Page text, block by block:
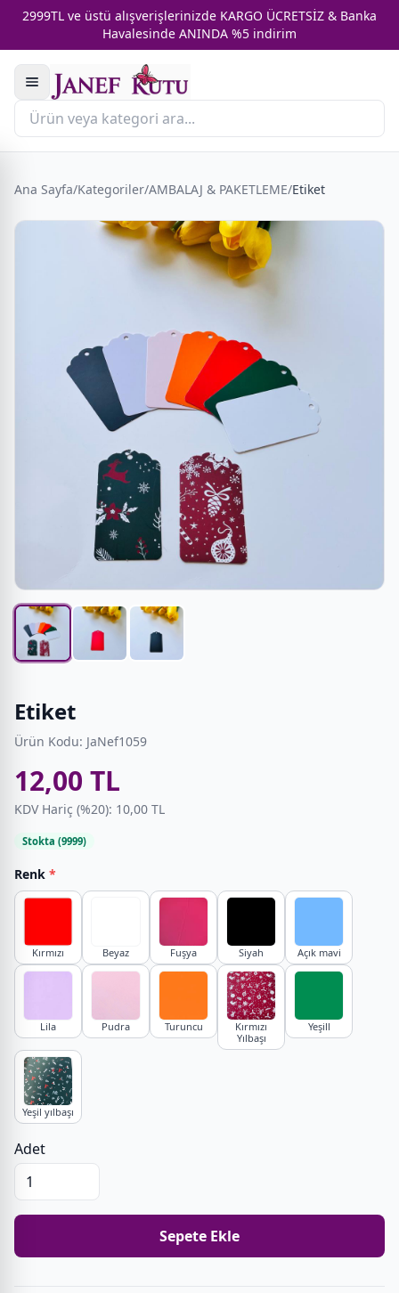
2999TL ve üstü alışverişlerinizde KARGO ÜCRETSİZ & Banka
Havalesinde ANINDA %5 indirim
Ana Sayfa/Kategoriler/AMBALAJ & PAKETLEME/Etiket
Etiket
Ürün Kodu: JaNef1059
12,00 TL
KDV Hariç (%20): 10,00 TL
Stokta (9999)
Renk *
Kırmızı Beyaz Fuşya Siyah Açık mavi
Lila Pudra Turuncu
Kırmızı
Yılbaşı
Yeşill
Yeşil yılbaşı
Adet
Sepete Ekle